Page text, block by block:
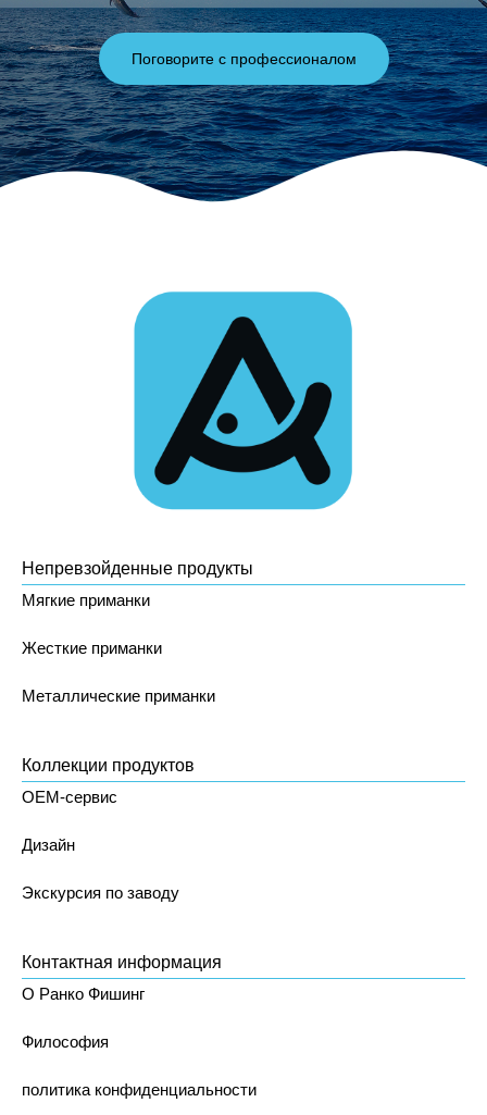
Поговорите с профессионалом
Непревзойденные продукты
Мягкие приманки
Жесткие приманки
Металлические приманки
Коллекции продуктов
OEM-сервис
Дизайн
Экскурсия по заводу
Контактная информация
О Ранко Фишинг
Философия
политика конфиденциальности